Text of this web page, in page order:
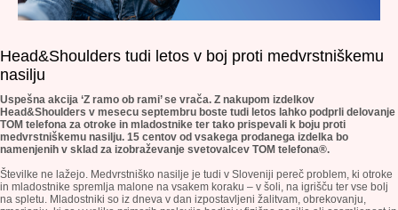
Head&Shoulders tudi letos v boj proti medvrstniškemu
nasilju
Uspešna akcija ‘Z ramo ob rami’ se vrača. Z nakupom izdelkov
Head&Shoulders v mesecu septembru boste tudi letos lahko podprli delovanje
TOM telefona za otroke in mladostnike ter tako prispevali k boju proti
medvrstniškemu nasilju. 15 centov od vsakega prodanega izdelka bo
namenjenih v sklad za izobraževanje svetovalcev TOM telefona®.
Številke ne lažejo. Medvrstniško nasilje je tudi v Sloveniji pereč problem, ki otroke
in mladostnike spremlja malone na vsakem koraku – v šoli, na igrišču ter vse bolj
na spletu. Mladostniki so iz dneva v dan izpostavljeni žalitvam, obrekovanju,